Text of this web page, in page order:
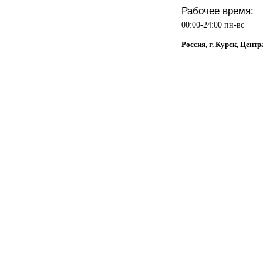
Рабочее время:
00:00-24:00 пн-вс
Россия, г. Курск,